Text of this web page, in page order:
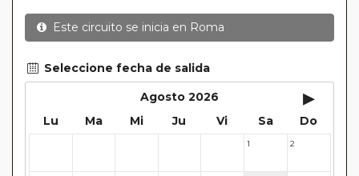
billete. No nos responsabilizaremos de los gastos
generados de cancelación y nueva emisión. Hacer una
plazas en los mismos vuelos previstos. Las compañías
aéreas se reservan el derecho de que un billete con un
nombre que no coincida con el que aparece en el
pasaporte pueda ser motivo para denegar el embarque a
Este circuito se inicia en Roma
Seleccione fecha de salida
Agosto 2026
▸
Lu Ma Mi Ju Vi Sa Do
1 2